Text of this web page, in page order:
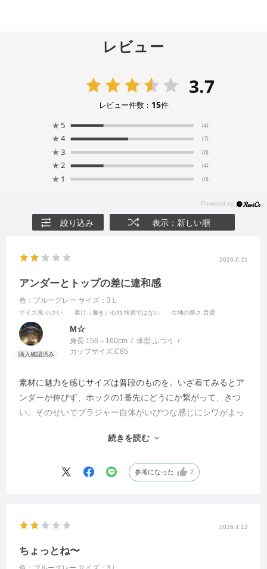
レビュー
3.7
レビュー件数： 15件
★ 5 (4)
★4 (7)
★3 (0)
★2 (4)
★ 1 (0)
絞り込み 表示：新しい順
2026.6.21
アンダーとトップの差に違和感
色：ブルーグレー サイズ：3Ｌ
サイズ感:小さい 着け（履き）心地:快適ではない 生地の厚さ :普通
M☆
身長:156～160cm 体型:ふつう
カップサイズ:C85
素材に魅力を感じサイズは普段のものを。いざ着てみるとア
ンダーが伸びず、ホックの1番先にどうにか繋がって、きつ
い。そのせいでブラジャー自体がいびつな感じにシワがよっ
る人で調べたのだろうか？と、不信感。返品、交換できると
は良い言葉しか載ってないし。
続きを読む
参考になった 2
2026.4.12
ちょっとね〜